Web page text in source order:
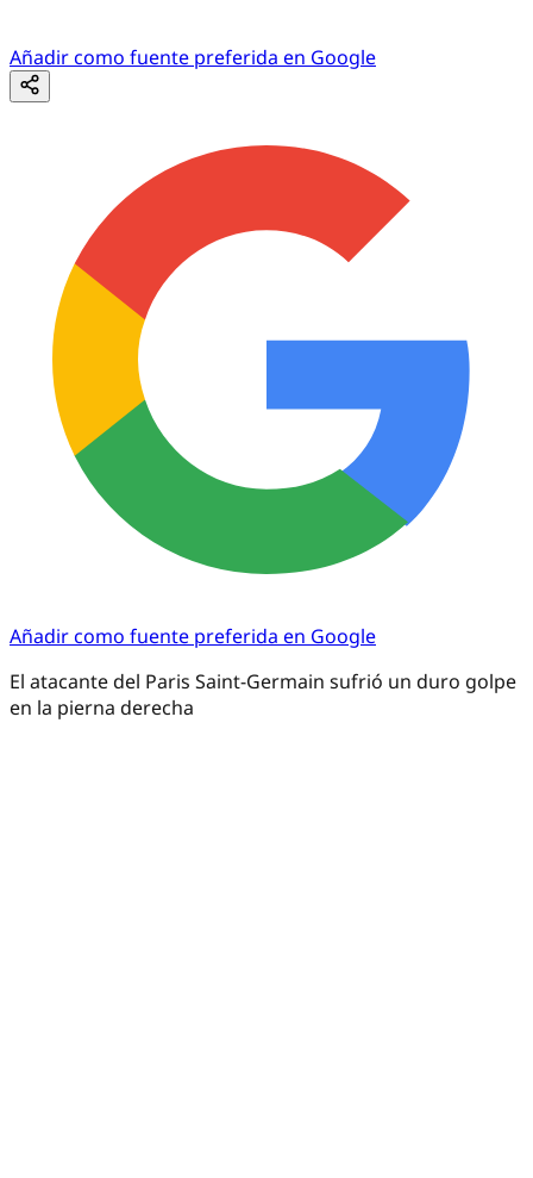
Añadir como fuente preferida en Google
Añadir como fuente preferida en Google
El atacante del Paris Saint-Germain sufrió un duro golpe
en la pierna derecha